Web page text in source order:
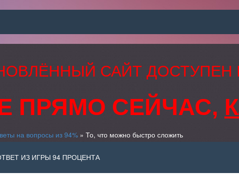
САЙТ ДОСТУПЕН
ПРЯМО СЕЙЧАС,
на вопросы из 94% » То, что можно быстро сложить
ИЗ ИГРЫ 94 ПРОЦЕНТА